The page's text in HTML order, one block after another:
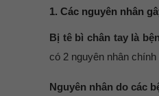
1. Các nguyên nhân
Bị tê bì chân tay là
có 2 nguyên nhân
Nguyên nhân do các